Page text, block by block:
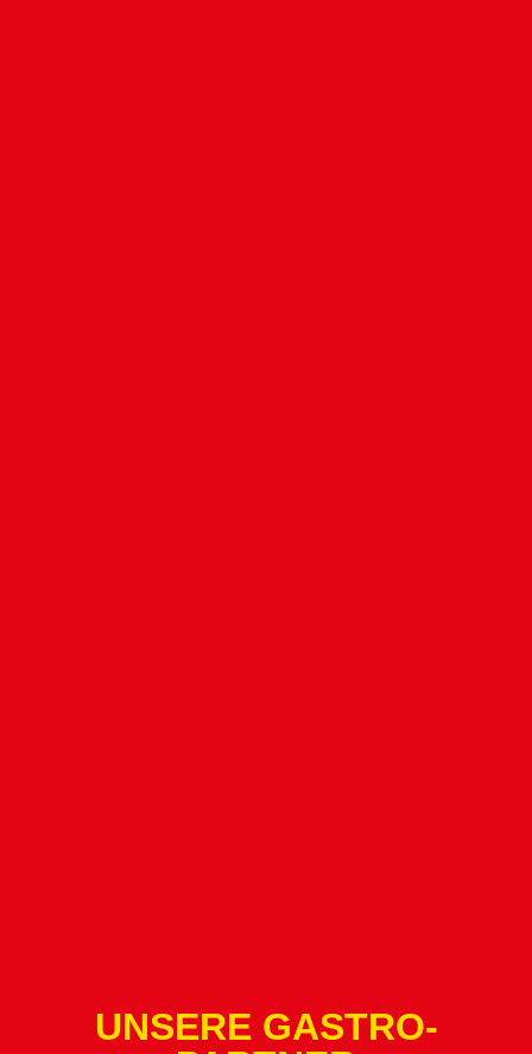
UNSERE GASTRO-